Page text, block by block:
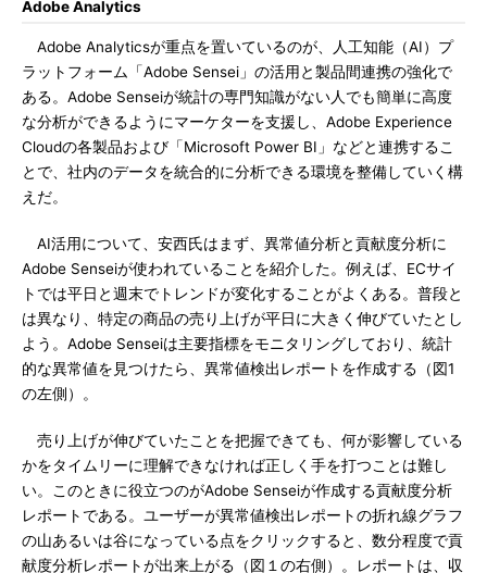
Adobe Analytics
Adobe Analyticsが重点を置いているのが、人工知能（AI）プ
ラットフォーム「Adobe Sensei」の活用と製品間連携の強化で
ある。Adobe Senseiが統計の専門知識がない人でも簡単に高度
な分析ができるようにマーケターを支援し、Adobe Experience
Cloudの各製品および「Microsoft Power BI」などと連携するこ
とで、社内のデータを統合的に分析できる環境を整備していく構
えだ。
AI活用について、安西氏はまず、異常値分析と貢献度分析に
Adobe Senseiが使われていることを紹介した。例えば、ECサイ
トでは平日と週末でトレンドが変化することがよくある。普段と
は異なり、特定の商品の売り上げが平日に大きく伸びていたとし
よう。Adobe Senseiは主要指標をモニタリングしており、統計
的な異常値を見つけたら、異常値検出レポートを作成する（図1
の左側）。
売り上げが伸びていたことを把握できても、何が影響している
かをタイムリーに理解できなければ正しく手を打つことは難し
い。このときに役立つのがAdobe Senseiが作成する貢献度分析
レポートである。ユーザーが異常値検出レポートの折れ線グラフ
の山あるいは谷になっている点をクリックすると、数分程度で貢
献度分析レポートが出来上がる（図１の右側）。レポートは、収